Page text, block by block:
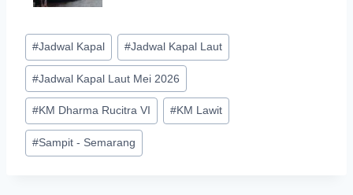
Post
Tags:
#Jadwal Kapal #Jadwal Kapal Laut
#Jadwal Kapal Laut Mei 2026
#KM Dharma Rucitra VI #KM Lawit
#Sampit - Semarang